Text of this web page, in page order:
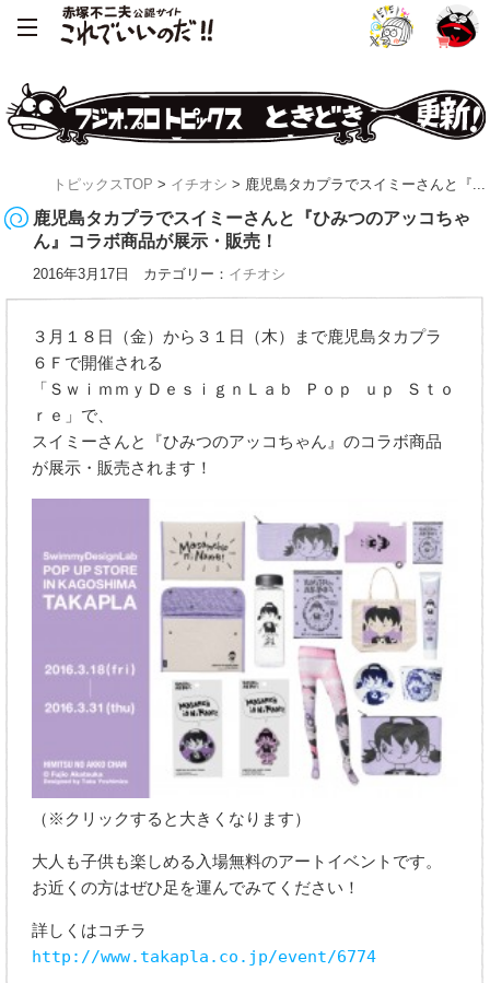
トピックスTOP > イチオシ > 鹿児島タカプラでスイミーさんと『...
鹿児島タカプラでスイミーさんと『ひみつのアッコちゃ
ん』コラボ商品が展示・販売！
2016年3月17日 カテゴリー： イチオシ
３月１８日（金）から３１日（木）まで鹿児島タカプラ
６Ｆで開催される
「ＳｗｉｍｍｙＤｅｓｉｇｎＬａｂ Ｐｏｐ ｕｐ Ｓｔｏ
ｒｅ」で、
スイミーさんと『ひみつのアッコちゃん』のコラボ商品
が展示・販売されます！
（※クリックすると大きくなります）
大人も子供も楽しめる入場無料のアートイベントです。
お近くの方はぜひ足を運んでみてください！
詳しくはコチラ
http://www.takapla.co.jp/event/6774